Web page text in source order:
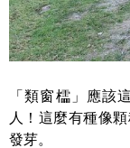
「類窗櫺」應該
人！這麼有種像
發芽。